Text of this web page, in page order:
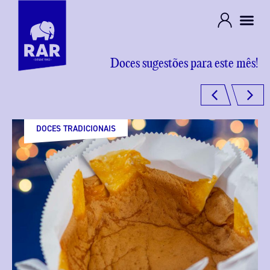
DOCES TRADICIONAIS
SOBREMESAS
SOBREMESAS
BOLOS E TORTAS
BOLOS E TORTAS
Doces sugestões para este mês!